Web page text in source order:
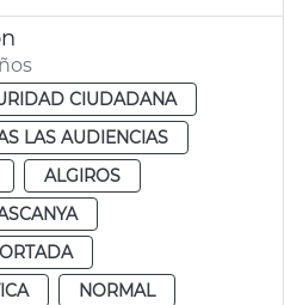
CIUDADANA
LAS AUDIENCIAS
ALGIROS
NORMAL